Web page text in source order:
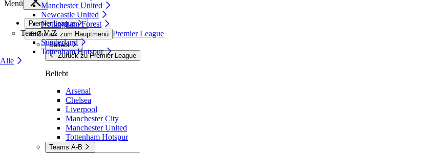
Manchester United
Newcastle United
Nottingham Forest
Teams V-Z
Sunderland
Tottenham Hotspur
Alle
Menü
Premier League
Zurück zum Hauptmenü Premier League
Beliebt
Zurück zu Premier League
Beliebt
Arsenal
Chelsea
Liverpool
Manchester City
Manchester United
Tottenham Hotspur
Teams A-B